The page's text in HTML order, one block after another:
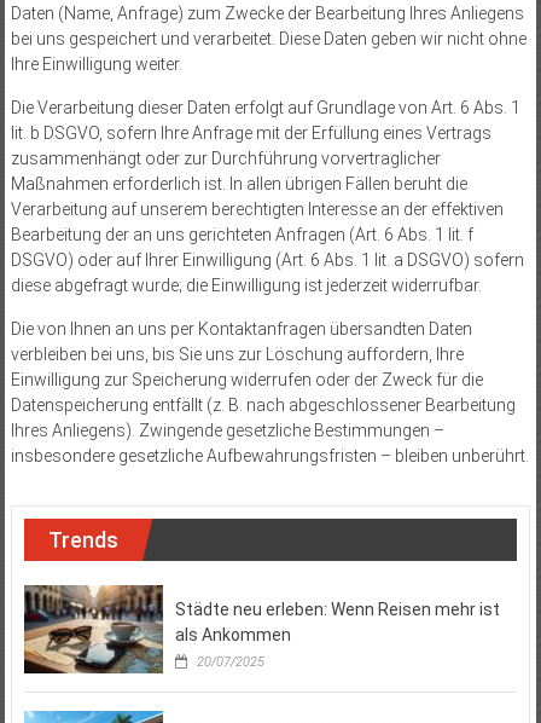
Daten (Name, Anfrage) zum Zwecke der Bearbeitung Ihres Anliegens
bei uns gespeichert und verarbeitet. Diese Daten geben wir nicht ohne
Ihre Einwilligung weiter.
Die Verarbeitung dieser Daten erfolgt auf Grundlage von Art. 6 Abs. 1
lit. b DSGVO, sofern Ihre Anfrage mit der Erfüllung eines Vertrags
zusammenhängt oder zur Durchführung vorvertraglicher
Maßnahmen erforderlich ist. In allen übrigen Fällen beruht die
Verarbeitung auf unserem berechtigten Interesse an der effektiven
Bearbeitung der an uns gerichteten Anfragen (Art. 6 Abs. 1 lit. f
DSGVO) oder auf Ihrer Einwilligung (Art. 6 Abs. 1 lit. a DSGVO) sofern
diese abgefragt wurde; die Einwilligung ist jederzeit widerrufbar.
Die von Ihnen an uns per Kontaktanfragen übersandten Daten
verbleiben bei uns, bis Sie uns zur Löschung auffordern, Ihre
Einwilligung zur Speicherung widerrufen oder der Zweck für die
Datenspeicherung entfällt (z. B. nach abgeschlossener Bearbeitung
Ihres Anliegens). Zwingende gesetzliche Bestimmungen –
insbesondere gesetzliche Aufbewahrungsfristen – bleiben unberührt.
Trends
Städte neu erleben: Wenn Reisen mehr ist
als Ankommen
20/07/2025